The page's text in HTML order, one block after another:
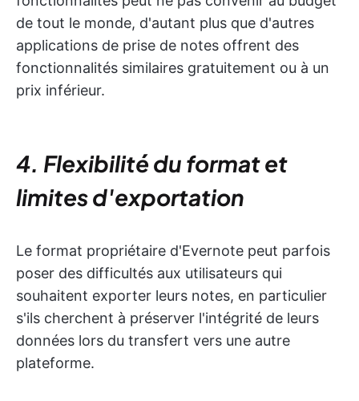
de tout le monde, d'autant plus que d'autres
applications de prise de notes offrent des
fonctionnalités similaires gratuitement ou à un
prix inférieur.
4. Flexibilité du format et
limites d'exportation
Le format propriétaire d'Evernote peut parfois
poser des difficultés aux utilisateurs qui
souhaitent exporter leurs notes, en particulier
s'ils cherchent à préserver l'intégrité de leurs
données lors du transfert vers une autre
plateforme.